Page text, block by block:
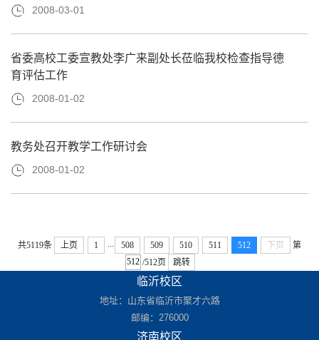
2008-03-01
省委高校工委宣教处李广来副处长莅临我校检查指导德
育评估工作
2008-01-02
教务处召开教学工作研讨会
2008-01-02
共5119条 上页 1 ... 508 509 510 511 512 下页
第
/512页
跳转
临沂校区
地址：山东省临沂市聚才六路
邮编：276000
济南校区